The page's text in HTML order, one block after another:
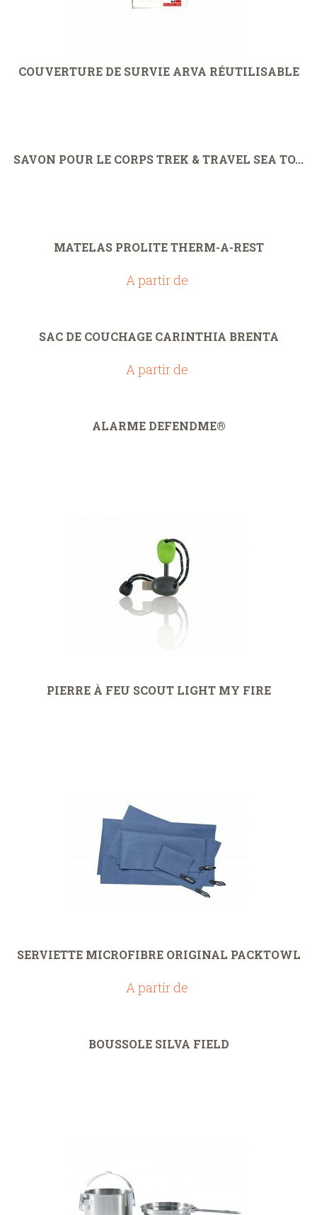
COUVERTURE DE SURVIE ARVA RÉUTILISABLE
SAVON POUR LE CORPS TREK & TRAVEL SEA TO...
MATELAS PROLITE THERM-A-REST
A partir de
SAC DE COUCHAGE CARINTHIA BRENTA
A partir de
ALARME DEFENDME®
PIERRE À FEU SCOUT LIGHT MY FIRE
SERVIETTE MICROFIBRE ORIGINAL PACKTOWL
A partir de
BOUSSOLE SILVA FIELD